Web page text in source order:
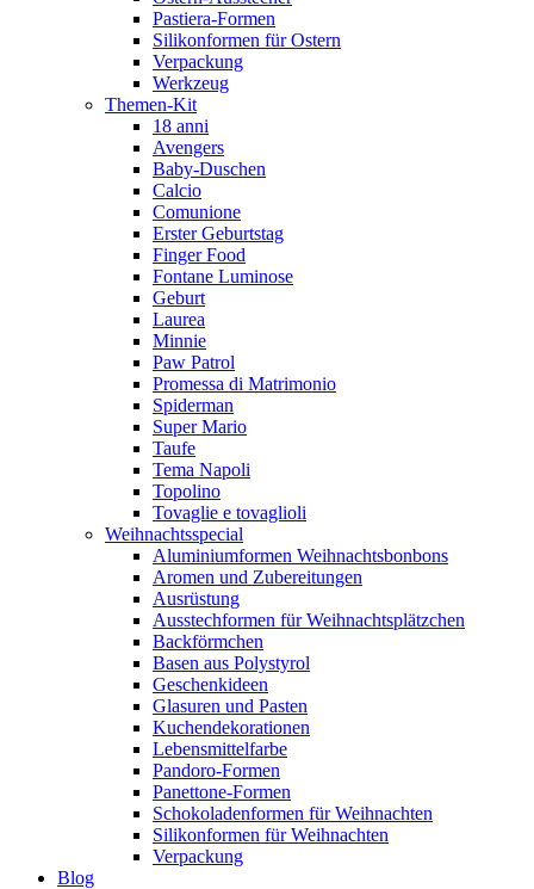
Pastiera-Formen
Silikonformen für Ostern
Verpackung
Werkzeug
Themen-Kit
18 anni
Avengers
Baby-Duschen
Calcio
Comunione
Erster Geburtstag
Finger Food
Fontane Luminose
Geburt
Laurea
Minnie
Paw Patrol
Promessa di Matrimonio
Spiderman
Super Mario
Taufe
Tema Napoli
Topolino
Tovaglie e tovaglioli
Weihnachtsspecial
Aluminiumformen Weihnachtsbonbons
Aromen und Zubereitungen
Ausrüstung
Ausstechformen für Weihnachtsplätzchen
Backförmchen
Basen aus Polystyrol
Geschenkideen
Glasuren und Pasten
Kuchendekorationen
Lebensmittelfarbe
Pandoro-Formen
Panettone-Formen
Schokoladenformen für Weihnachten
Silikonformen für Weihnachten
Verpackung
Blog